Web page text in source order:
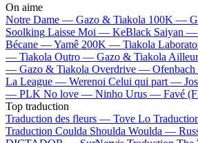
On aime
Notre Dame — Gazo & Tiakola 100K —
Soolking Laisse Moi — KeBlack Saiyan —
Bécane —Yamê 200K — Tiakola
— Tiakola Outro — Gazo & Tiakola
— Gazo & Tiakola Overdrive — Ofenbach
La League — Werenoi Celui qui part —
— PLK No love — Ninho Urus — Favé
Top traduction
Traduction des fleurs — Tove Lo
Traduction Coulda Shoulda Woulda —